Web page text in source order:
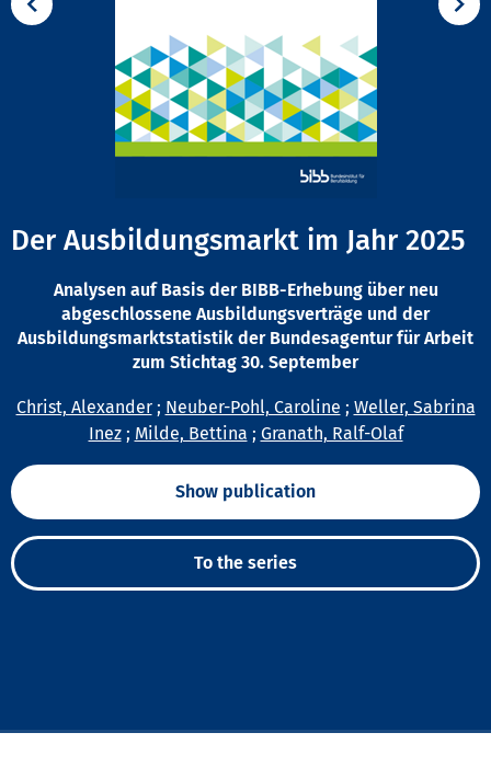
Der Ausbildungsmarkt im Jahr 2025
Analysen auf Basis der BIBB-Erhebung über neu
abgeschlossene Ausbildungsverträge und der
Ausbildungsmarktstatistik der Bundesagentur für Arbeit
zum Stichtag 30. September
Christ, Alexander; Neuber-Pohl, Caroline ; Weller, Sabrina
Inez; Milde, Bettina ; Granath, Ralf-Olaf
Show publication
To the series